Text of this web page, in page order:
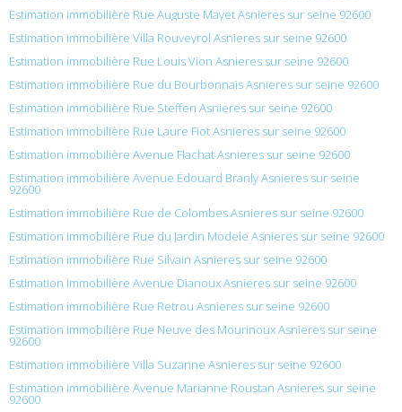
Estimation immobilière Rue Auguste Mayet Asnieres sur seine 92600
Estimation immobilière Villa Rouveyrol Asnieres sur seine 92600
Estimation immobilière Rue Louis Vion Asnieres sur seine 92600
Estimation immobilière Rue du Bourbonnais Asnieres sur seine 92600
Estimation immobilière Rue Steffen Asnieres sur seine 92600
Estimation immobilière Rue Laure Fiot Asnieres sur seine 92600
Estimation immobilière Avenue Flachat Asnieres sur seine 92600
Estimation immobilière Avenue Édouard Branly Asnieres sur seine
92600
Estimation immobilière Rue de Colombes Asnieres sur seine 92600
Estimation immobilière Rue du Jardin Modele Asnieres sur seine 92600
Estimation immobilière Rue Silvain Asnieres sur seine 92600
Estimation immobilière Avenue Dianoux Asnieres sur seine 92600
Estimation immobilière Rue Retrou Asnieres sur seine 92600
Estimation immobilière Rue Neuve des Mourinoux Asnieres sur seine
92600
Estimation immobilière Villa Suzanne Asnieres sur seine 92600
Estimation immobilière Avenue Marianne Roustan Asnieres sur seine
92600